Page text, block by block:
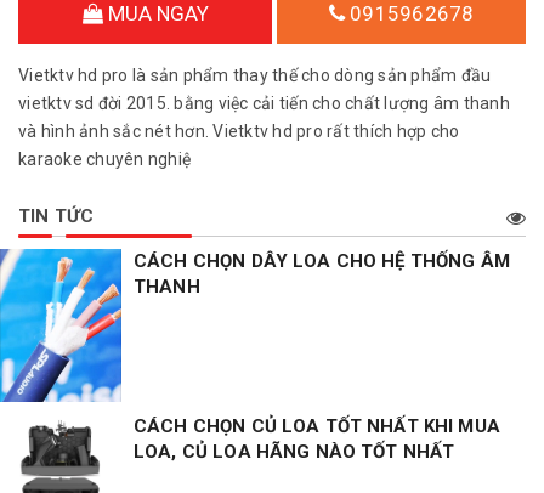
MUA NGAY 0915962678
Vietktv hd pro là sản phẩm thay thế cho dòng sản phẩm đầu
vietktv sd đời 2015. bằng việc cải tiến cho chất lượng âm thanh
và hình ảnh sắc nét hơn. Vietktv hd pro rất thích hợp cho
karaoke chuyên nghiệ
TIN TỨC
CÁCH CHỌN DÂY LOA CHO HỆ THỐNG ÂM
THANH
CÁCH CHỌN CỦ LOA TỐT NHẤT KHI MUA
LOA, CỦ LOA HÃNG NÀO TỐT NHẤT